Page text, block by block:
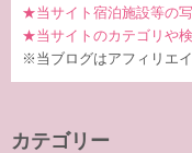
★当サイト宿泊施設等の
★当サイトのカテゴリや
※当ブログはアフィリエ
カテゴリー